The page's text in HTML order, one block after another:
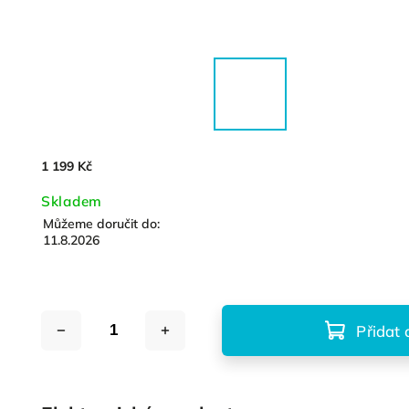
1 199 Kč
Skladem
Můžeme doručit do:
11.8.2026
Přidat